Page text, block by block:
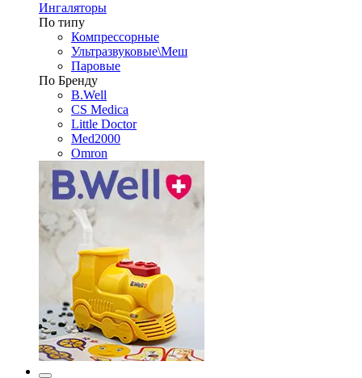
Ингаляторы
По типу
Компрессорные
Ультразвуковые\Меш
Паровые
По Бренду
B.Well
CS Medica
Little Doctor
Med2000
Omron